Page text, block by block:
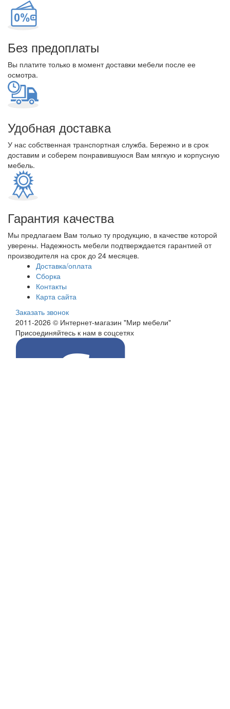
Без предоплаты
Вы платите только в момент доставки мебели после ее
осмотра.
Удобная доставка
У нас собственная транспортная служба. Бережно и в срок
доставим и соберем понравившуюся Вам мягкую и корпусную
мебель.
Гарантия качества
Мы предлагаем Вам только ту продукцию, в качестве которой
уверены. Надежность мебели подтверждается гарантией от
производителя на срок до 24 месяцев.
Доставка/оплата
Сборка
Контакты
Карта сайта
Заказать звонок
2011-2026 © Интернет-магазин "Мир мебели"
Присоединяйтесь к нам в соцсетях